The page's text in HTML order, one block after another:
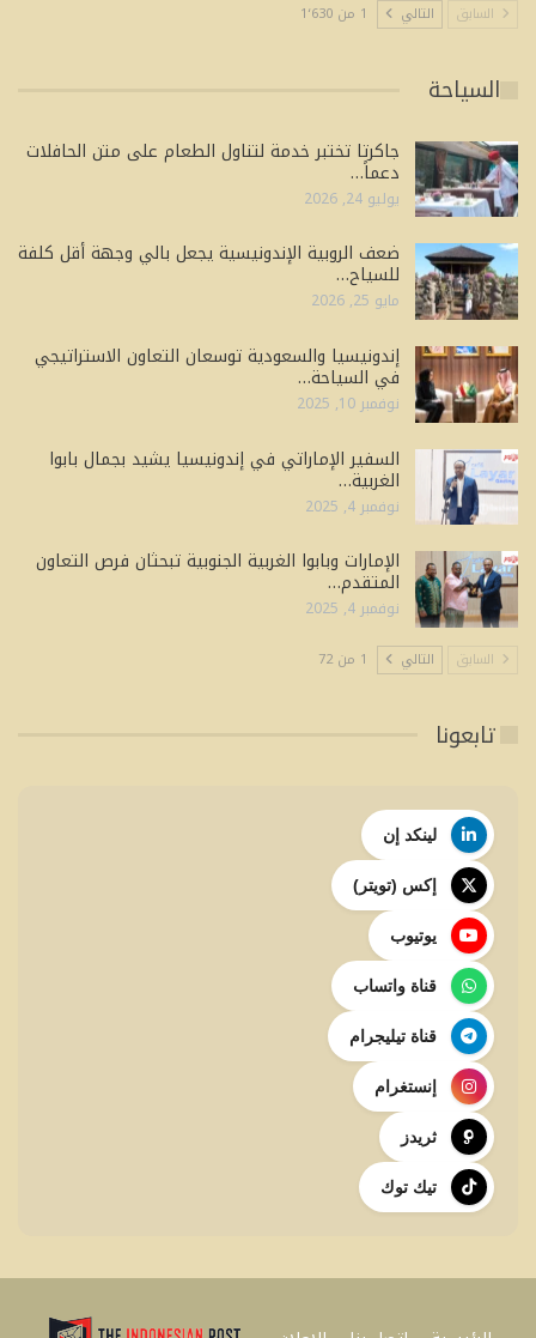
السابق التالي 1 من 1٬630
السياحة
جاكرتا تختبر خدمة لتناول الطعام على متن الحافلات
دعماً…
يوليو 24, 2026
ضعف الروبية الإندونيسية يجعل بالي وجهة أقل كلفة
للسياح…
مايو 25, 2026
إندونيسيا والسعودية توسعان التعاون الاستراتيجي
في السياحة…
نوفمبر 10, 2025
السفير الإماراتي في إندونيسيا يشيد بجمال بابوا
الغربية…
نوفمبر 4, 2025
الإمارات وبابوا الغربية الجنوبية تبحثان فرص التعاون
المتقدم…
نوفمبر 4, 2025
السابق التالي 1 من 72
تابعونا
لينكد إن
إكس (تويتر)
يوتيوب
قناة واتساب
قناة تيليجرام
إنستغرام
ثريدز
تيك توك